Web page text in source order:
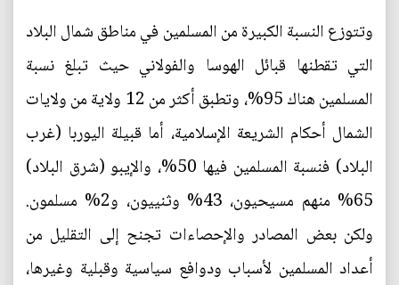
وتتوزع النسبة الكبيرة من المسلمين في مناطق شمال البلاد
التي تقطنها قبائل الهوسا والفولاني حيث تبلغ نسبة
المسلمين هناك 95%، وتطبق أكثر من 12 ولاية من ولايات
الشمال أحكام الشريعة الإسلامية، أما قبيلة اليوربا (غرب
البلاد) فنسبة المسلمين فيها 50%، والإيبو (شرق البلاد)
65% منهم مسيحيون، 43% وثنييون، و2% مسلمون.
ولكن بعض المصادر والإحصاءات تجنح إلى التقليل من
أعداد المسلمين لأسباب ودوافع سياسية وقبلية وغيرها،